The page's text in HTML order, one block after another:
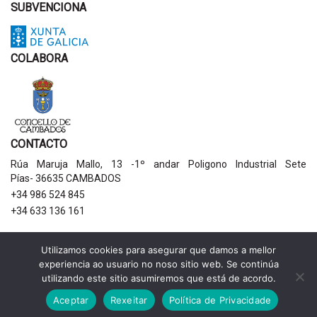
SUBVENCIONA
COLABORA
CONTACTO
Rúa Maruja Mallo, 13 -1º andar Poligono Industrial Sete
Pías- 36635 CAMBADOS
+34 986 524 845
+34 633 136 161
AVISOS LEGAIS
Política de privacidade
Aviso legal
Política de cookies
Utilizamos cookies para asegurar que damos a mellor
experiencia ao usuario no noso sitio web. Se continúa
utilizando este sitio asumiremos que está de acordo.
Aceptar
Rexeitar Política de Privacidade